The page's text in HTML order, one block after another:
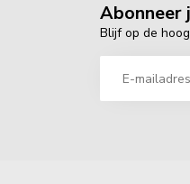
Abonneer
Blijf op de